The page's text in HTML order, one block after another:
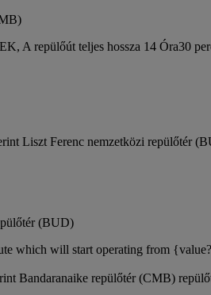
A repülőút teljes hossza 14 Óra30
Liszt Ferenc nemzetközi repülőtér
(BUD)
which will start operating from
Bandaranaike repülőtér (CMB)